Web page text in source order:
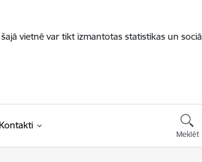
vietnē var tikt izmantotas statistikas un
Kontakti
Meklēt